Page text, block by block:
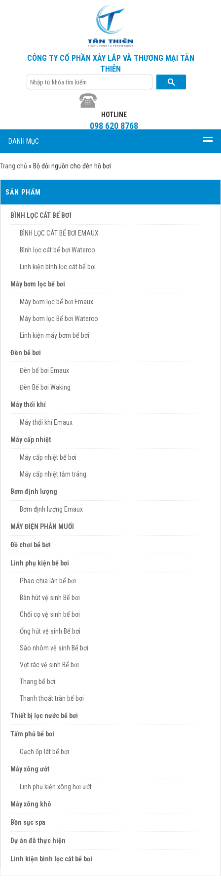
CÔNG TY CỔ PHẦN XÂY LẮP VÀ THƯƠNG MẠI TÂN
THIÊN
HOTLINE
098 620 8768
DANH MỤC
Trang chủ » Bộ đỏi nguồn cho đèn hồ bơi
SẢN PHẨM
BÌNH LỌC CÁT BỂ BƠI
BÌNH LỌC CÁT BỂ BƠI EMAUX
Bình lọc cát bể bơi Waterco
Linh kiện bình lọc cát bể bơi
Máy bơm lọc bể bơi
Máy bơm lọc bể bơi Emaux
Máy bơm lọc Bể bơi Waterco
Linh kiện máy bơm bể bơi
Đèn bể bơi
Đèn bể bơi Emaux
Đèn Bể bơi Waking
Máy thổi khí
Máy thổi khí Emaux
Máy cấp nhiệt
Máy cấp nhiệt bể bơi
Máy cấp nhiệt tắm tráng
Bơm định lượng
Bơm định lượng Emaux
MÁY ĐIỆN PHÂN MUỐI
Đồ chơi bể bơi
Linh phụ kiện bể bơi
Phao chia làn bể bơi
Bàn hút vệ sinh Bể bơi
Chổi cọ vệ sinh bể bơi
Ống hút vệ sinh Bể bơi
Sào nhôm vệ sinh Bể bơi
Vợt rác vệ sinh Bể bơi
Thang bể bơi
Thanh thoát tràn bể bơi
Thiết bị lọc nước bể bơi
Tấm phủ bể bơi
Gạch ốp lát bể bơi
Máy xông ướt
Linh phụ kiện xông hơi ướt
Máy xông khô
Bồn sục spa
Dự án đã thực hiện
Linh kiện bình lọc cát bể bơi